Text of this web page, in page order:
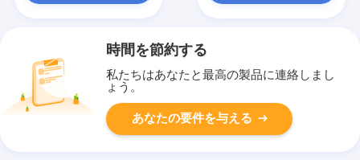
時間を節約する
私たちはあなたと最高の製品に連絡しまし
ょう。
あなたの要件を与える